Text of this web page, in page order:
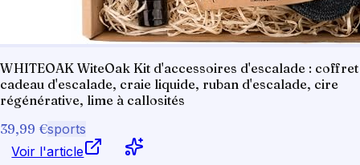
WHITEOAK WiteOak Kit d'accessoires d'escalade : coffret
cadeau d'escalade, craie liquide, ruban d'escalade, cire
régénérative, lime à callosités
39,99 €sports
Voir l'article